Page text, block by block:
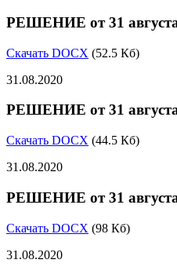
РЕШЕНИЕ от 31
Скачать DOCX (52.5 Кб)
31.08.2020
РЕШЕНИЕ от 31
Скачать DOCX (44.5 Кб)
31.08.2020
РЕШЕНИЕ от 31
Скачать DOCX (98 Кб)
31.08.2020